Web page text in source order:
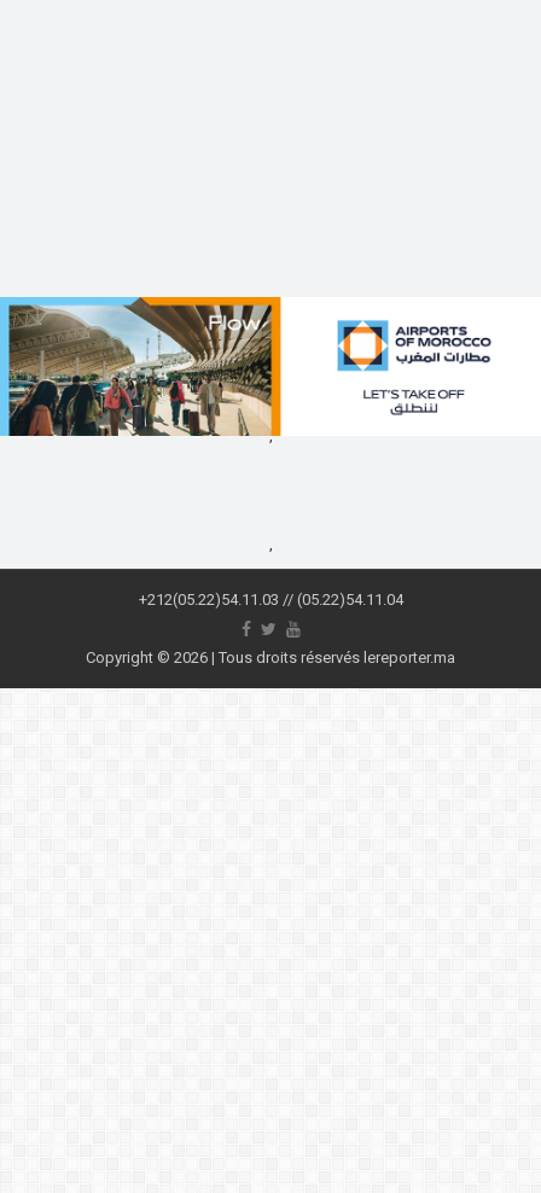
,
,
+212(05.22)54.11.03 // (05.22)54.11.04
Copyright © 2026 | Tous droits réservés lereporter.ma